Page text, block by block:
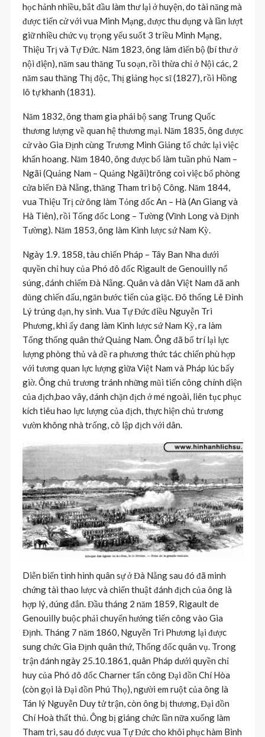
học hảnh nhiều, bắt đầu làm thư lại ở huyện, do tài năng mà
được tiến cử với vua Minh Mạng, được thu dụng và lần lượt
giữ nhiều chức vụ trọng yếu suốt 3 triều Minh Mạng,
Thiệu Trị và Tự Đức. Năm 1823, ông làm điển bộ (bí thư ở
nội điện), năm sau thăng Tu soạn, rồi thừa chỉ ở Nội các, 2
năm sau thăng Thị độc, Thị giảng học sĩ (1827), rồi Hồng
lô tự khanh (1831).
Năm 1832, ông tham gia phái bộ sang Trung Quốc
thương lượng về quan hệ thương mại. Năm 1835, ông được
cử vào Gia Định cùng Trương Minh Giảng tổ chức lại việc
khẩn hoang. Năm 1840, ông được bổ làm tuần phủ Nam –
Ngãi (Quảng Nam – Quảng Ngãi)trông coi việc bố phòng
cửa biển Đà Nẵng, thăng Tham tri bộ Công. Năm 1844,
vua Thiệu Trị cử ông làm Tỏng đốc An – Hà (An Giang và
Hà Tiên), rồi Tổng đốc Long – Tường (Vĩnh Long và Định
Tường). Năm 1853, ông làm Kinh lược sứ Nam Kỳ.
Ngày 1.9. 1858, tàu chiến Pháp – Tây Ban Nha dưới
quyền chỉ huy của Phó đô đốc Rigault de Genouilly nổ
súng, đánh chiếm Đà Nẵng. Quân và dân Việt Nam đã anh
dũng chiến đấu, ngăn bước tiến của giặc. Đô thống Lê Đình
Lý trúng đạn, hy sinh. Vua Tự Đức điều Nguyễn Tri
Phương, khi ấy đang làm Kinh lược sứ Nam Kỳ, ra làm
Tổng thống quân thứ Quảng Nam. Ông đã bố trí lại lực
lượng phòng thủ và đề ra phương thức tác chiến phù hợp
với tương quan lực lượng giữa Việt Nam và Pháp lúc bấy
giờ. Ông chủ trương tránh những mũi tiến công chính diện
của địch,bao vây, đánh chặn địch ở mé ngoài, liên tục phục
kích tiêu hao lực lượng của địch, thực hiện chủ trương
vườn không nhà trống, cô lập địch với dân.
Diễn biến tình hình quân sự ở Đà Nẵng sau đó đã minh
chứng tài thao lược và chiến thuật đánh địch của ông là
hợp lý, đúng đắn. Đầu tháng 2 năm 1859, Rigault de
Genouilly buộc phải chuyển hướng tiến công vào Gia
Định. Tháng 7 năm 1860, Nguyễn Tri Phương lại được
sung chức Gia Định quân thứ, Thống đốc quân vụ. Trong
trận đánh ngày 25.10.1861, quân Pháp dưới quyền chỉ
huy của Phó đô đốc Charner tấn công Đại đồn Chí Hòa
(còn gọi là Đại đồn Phú Thọ), người em ruột của ông là
Tán lý Nguyễn Duy tử trận, còn ông bị thương, Đại đồn
Chí Hoà thất thủ. Ông bị giáng chức lần nữa xuống làm
Tham tri, sau đó được vua Tự Đức cho khôi phục hàm Binh